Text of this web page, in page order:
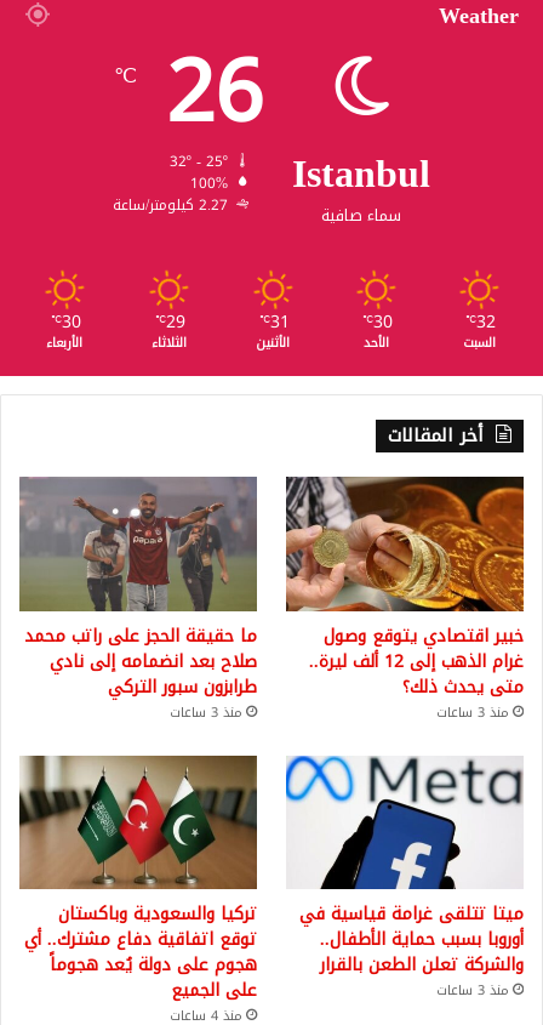
Weather
Istanbul
سماء صافية
26
℃
100%
2.27 كيلومتر/ساعة
32
℃
السبت
30
℃
الأحد
31
℃
الأثنين
29
℃
الثلاثاء
30
℃
الأربعاء
أخر المقالات
خبير اقتصادي يتوقع وصول
غرام الذهب إلى 12 ألف ليرة..
متى يحدث ذلك؟
منذ 3 ساعات
ما حقيقة الحجز على راتب محمد
صلاح بعد انضمامه إلى نادي
طرابزون سبور التركي
منذ 3 ساعات
ميتا تتلقى غرامة قياسية في
أوروبا بسبب حماية الأطفال..
والشركة تعلن الطعن بالقرار
منذ 3 ساعات
تركيا والسعودية وباكستان
توقع اتفاقية دفاع مشترك.. أي
هجوم على دولة يُعد هجوماً
على الجميع
منذ 4 ساعات